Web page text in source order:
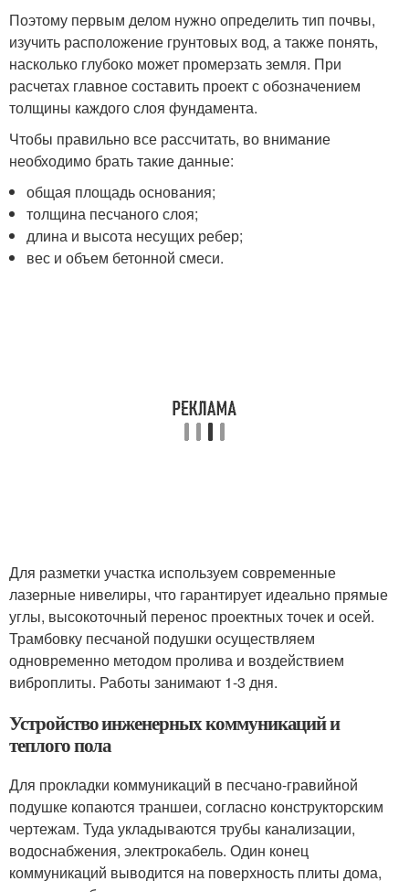
Поэтому первым делом нужно определить тип почвы,
изучить расположение грунтовых вод, а также понять,
насколько глубоко может промерзать земля. При
расчетах главное составить проект с обозначением
толщины каждого слоя фундамента.
Чтобы правильно все рассчитать, во внимание
необходимо брать такие данные:
общая площадь основания;
толщина песчаного слоя;
длина и высота несущих ребер;
вес и объем бетонной смеси.
Для разметки участка используем современные
лазерные нивелиры, что гарантирует идеально прямые
углы, высокоточный перенос проектных точек и осей.
Трамбовку песчаной подушки осуществляем
одновременно методом пролива и воздействием
виброплиты. Работы занимают 1-3 дня.
Устройство инженерных коммуникаций и
теплого пола
Для прокладки коммуникаций в песчано-гравийной
подушке копаются траншеи, согласно конструкторским
чертежам. Туда укладываются трубы канализации,
водоснабжения, электрокабель. Один конец
коммуникаций выводится на поверхность плиты дома,